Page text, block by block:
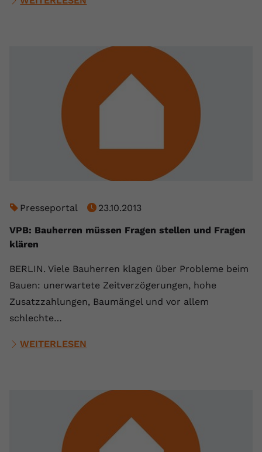
Presseportal
23.10.2013
VPB: Bauherren müssen Fragen stellen und Fragen
klären
BERLIN. Viele Bauherren klagen über Probleme beim
Bauen: unerwartete Zeitverzögerungen, hohe
Zusatzzahlungen, Baumängel und vor allem
schlechte…
WEITERLESEN